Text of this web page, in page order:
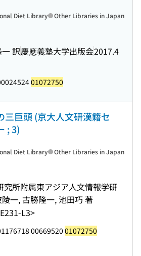
訳慶應義塾大学出版会2017.4
Diet Library Other Libraries in Japan
01072750
三巨頭 (京大人文研漢籍セ
; 3)
究所附属東アジア人文情報学研
一, 古勝隆一, 池田巧 著
L3>
Diet Library Other Libraries in Japan
00669520 01072750